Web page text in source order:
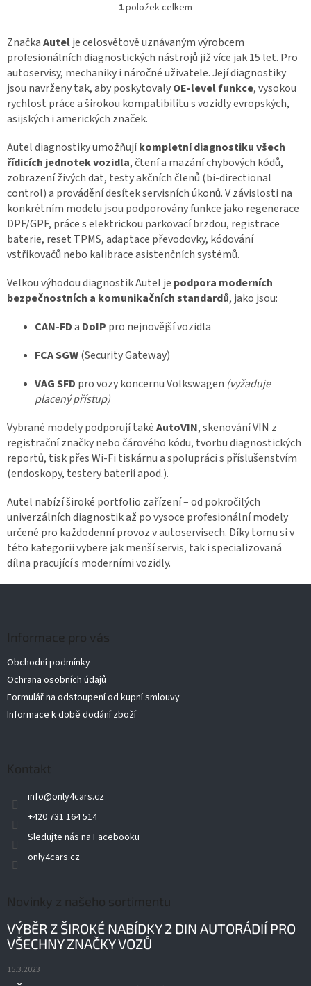
O
l
á
d
a
c
í
v
k
y
v
ý
p
i
s
u
1položek celkem
ZnačkaAutelje celosvětově uznávaným výrobcem
profesionálních diagnostických nástrojů již více jak 15 let. Pro
autoservisy, mechaniky i náročné uživatele. Její diagnostiky
jsou navrženy tak, aby poskytovalyOE-level funkce, vysokou
rychlost práce a širokou kompatibilitu s vozidly evropských,
asijských i amerických značek.
Autel diagnostiky umožňujíkompletní diagnostiku všech
řídicích jednotek vozidla, čtení a mazání chybových kódů,
zobrazení živých dat, testy akčních členů (bi-directional
control) a provádění desítek servisních úkonů. V závislosti na
konkrétním modelu jsou podporovány funkce jako regenerace
DPF/GPF, práce s elektrickou parkovací brzdou, registrace
baterie, reset TPMS, adaptace převodovky, kódování
vstřikovačů nebo kalibrace asistenčních systémů.
Velkou výhodou diagnostik Autel je podpora moderních
bezpečnostních a komunikačních standardů, jako jsou:
CAN-FDa DoIP pro nejnovější vozidla
FCA SGW(Security Gateway)
VAG SFD pro vozy koncernu Volkswagen (vyžaduje
placený přístup)
Vybrané modely podporují takéAutoVIN, skenování VIN z
registrační značky nebo čárového kódu, tvorbu diagnostických
reportů, tisk přes Wi-Fi tiskárnu a spolupráci s příslušenstvím
(endoskopy, testery baterií apod.).
Autel nabízí široké portfolio zařízení – od pokročilých
univerzálních diagnostik až po vysoce profesionální modely
určené pro každodenní provoz v autoservisech. Díky tomu si v
této kategorii vybere jak menší servis, tak i specializovaná
dílna pracující s moderními vozidly.
Informace pro vás
Obchodní podmínky
Ochrana osobních údajů
Formulář na odstoupení od kupní smlouvy
Informace k době dodání zboží
Kontakt
info@only4cars.cz
+420 731 164 514
Sledujte nás na Facebooku
only4cars.cz
Novinky z našeho sortimentu
VÝBĚR Z ŠIROKÉ NABÍDKY 2 DIN AUTORÁDIÍ PRO
VŠECHNY ZNAČKY VOZŮ
15.3.2023